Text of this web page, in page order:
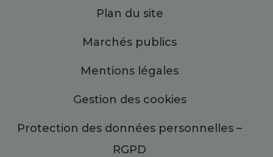
Plan du site
Marchés publics
Mentions légales
Gestion des cookies
Protection des données personnelles –
RGPD